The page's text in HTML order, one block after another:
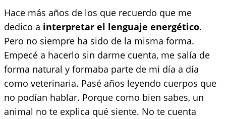
Hace más años de los que recuerdo que me
dedico a interpretar el lenguaje energético.
Pero no siempre ha sido de la misma forma.
Empecé a hacerlo sin darme cuenta, me salía de
forma natural y formaba parte de mi día a día
como veterinaria. Pasé años leyendo cuerpos que
no podían hablar. Porque como bien sabes, un
animal no te explica qué siente. No te cuenta